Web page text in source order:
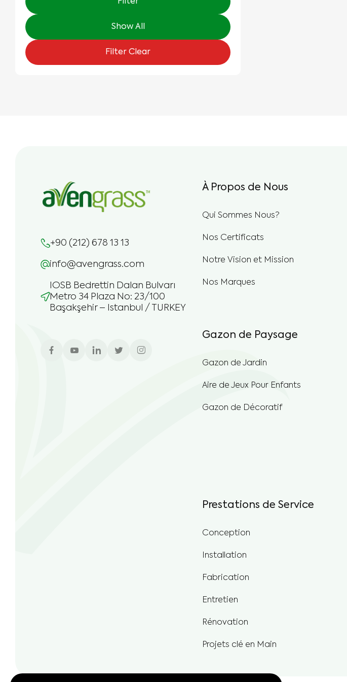
Show All
Filter Clear
+90 (212) 678 13 13
info@avengrass.com
IOSB Bedrettin Dalan Bulvarı
Metro 34 Plaza No: 23/100
Başakşehir – Istanbul / TURKEY
À Propos de Nous
Qui Sommes Nous?
Nos Certificats
Notre Vision et Mission
Nos Marques
Gazon de Paysage
Gazon de Jardin
Aire de Jeux Pour Enfants
Gazon de Décoratif
Prestations de Service
Conception
Installation
Fabrication
Entretien
Rénovation
Projets clé en Main